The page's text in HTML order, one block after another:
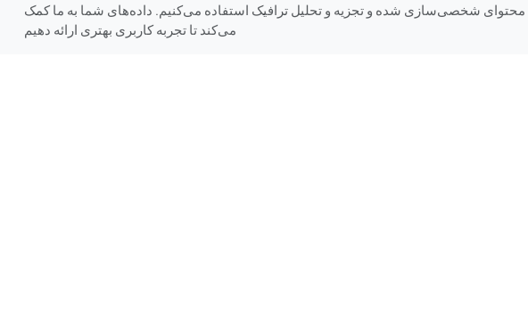
محتوای شخصی‌سازی شده و تجزیه و تحلیل ترافیک استفاده می‌کنیم. داده‌های شما به ما کمک
می‌کند تا تجربه کاربری بهتری ارائه دهیم